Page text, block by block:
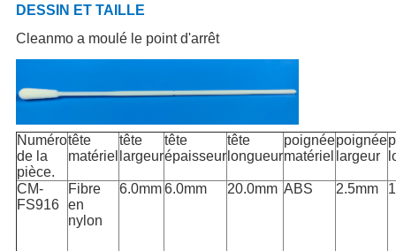
DESSIN ET TAILLE
Cleanmo a moulé le point d'arrêt
Numéro
de la
pièce.
tête
matériel
tête
largeur
tête
épaisseur
tête
longueur
poignée
matériel
poignée
largeur
CM-
FS916
Fibre
en
nylon
6.0mm6.0mm 20.0mm ABS 2.5mm